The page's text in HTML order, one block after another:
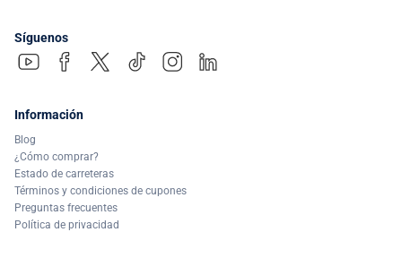
Síguenos
Información
Blog
¿Cómo comprar?
Estado de carreteras
Términos y condiciones de cupones
Preguntas frecuentes
Política de privacidad